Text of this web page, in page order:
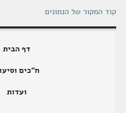
קוד המקור של הנתונים
דף הבית
ח"כים
ועדות